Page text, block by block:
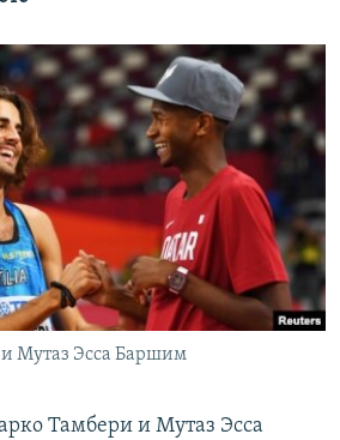
Мутаз Эсса Баршим
Тамбери и Мутаз Эсса